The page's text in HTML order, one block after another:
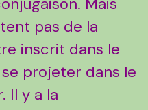
pas de la
inscrit dans le
projeter dans le
Il y a la